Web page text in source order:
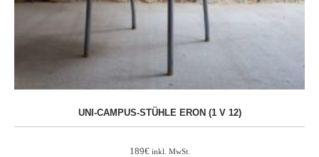
UNI-CAMPUS-STÜHLE ERON (1 V 12)
189€ inkl. MwSt.